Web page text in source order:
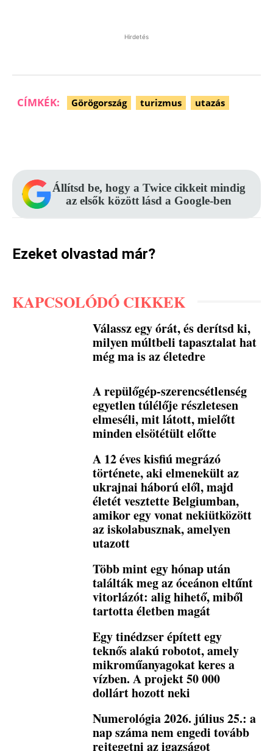
Hirdetés
CÍMKÉK: Görögország turizmus utazás
Állítsd be, hogy a Twice cikkeit mindig
az elsők között lásd a Google-ben
Ezeket olvastad már?
KAPCSOLÓDÓ CIKKEK
Válassz egy órát, és derítsd ki,
milyen múltbeli tapasztalat hat
még ma is az életedre
A repülőgép-szerencsétlenség
egyetlen túlélője részletesen
elmeséli, mit látott, mielőtt
minden elsötétült előtte
A 12 éves kisfiú megrázó
története, aki elmenekült az
ukrajnai háború elől, majd
életét vesztette Belgiumban,
amikor egy vonat nekiütközött
az iskolabusznak, amelyen
utazott
Több mint egy hónap után
találták meg az óceánon eltűnt
vitorlázót: alig hihető, miből
tartotta életben magát
Egy tinédzser épített egy
teknős alakú robotot, amely
mikroműanyagokat keres a
vízben. A projekt 50 000
dollárt hozott neki
Numerológia 2026. július 25.: a
nap száma nem engedi tovább
rejtegetni az igazságot